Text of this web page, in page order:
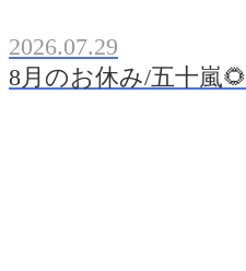
2026.07.29
8月のお休み/五十嵐🌻